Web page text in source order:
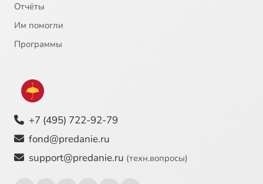
Отчёты
Им помогли
Программы
+7 (495) 722-92-79
fond@predanie.ru
support@predanie.ru (техн.вопросы)